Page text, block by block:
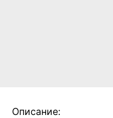
Описание: